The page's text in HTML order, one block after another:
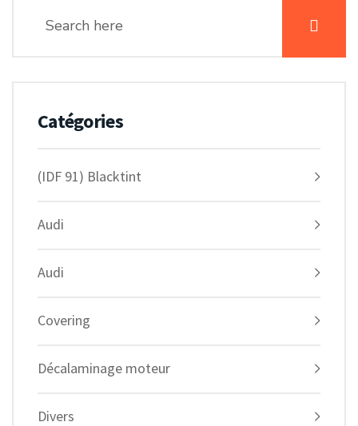
Catégories
(IDF 91) Blacktint
Audi
Audi
Covering
Décalaminage moteur
Divers